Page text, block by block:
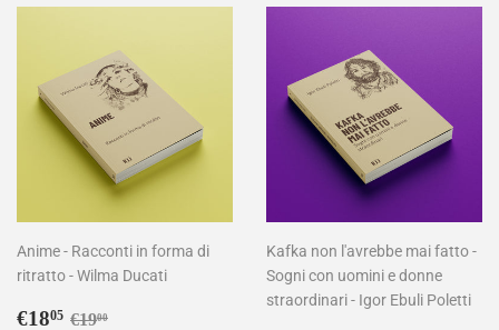
Anime - Racconti in forma di
ritratto - Wilma Ducati
Prezzo
€1805 €18,05
Prezzo di listino
€1900
Kafka non l'avrebbe mai fatto -
Sogni con uomini e donne
straordinari - Igor Ebuli Poletti